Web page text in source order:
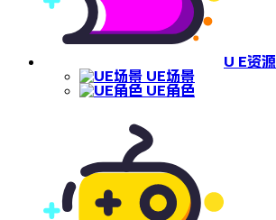
U E资源
UE场景
UE角色